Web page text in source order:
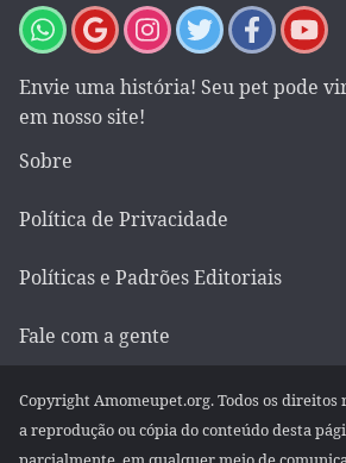
Envie uma história! Seu pet pode
em nosso site!
Sobre
Política de Privacidade
Políticas e Padrões Editoriais
Fale com a gente
Copyright Amomeupet.org. Todos os direitos
a reprodução ou cópia do conteúdo desta